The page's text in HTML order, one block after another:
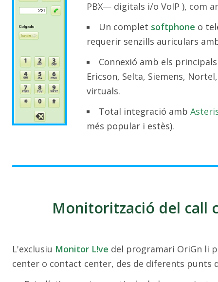
PBX— digitals i/o VoIP ), com
Un complet softphone o
requerir senzills auriculars
Connexió amb els
Ericson, Selta, Siemens,
virtuals.
Total integració amb
més popular i estès).
Monitorització del call
L'exclusiu Monitor L!ve del programari OriGn li
center o contact center, des de diferents punts